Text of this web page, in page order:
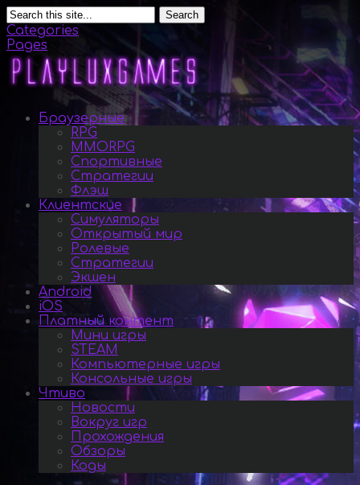
Search
Categories
Pages
Браузерные
RPG
MMORPG
Спортивные
Стратегии
Флэш
Клиентские
Симуляторы
Открытый мир
Ролевые
Стратегии
Экшен
Android
iOS
Платный контент
Мини игры
STEAM
Компьютерные игры
Консольные игры
Чтиво
Новости
Вокруг игр
Прохождения
Обзоры
Коды